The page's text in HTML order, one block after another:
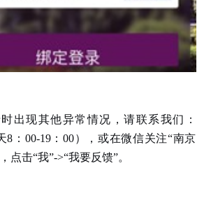
现其他异常情况，请联系我们：
8：00-19：00），或在微信关注“南京
点击“我”->“我要反馈”。